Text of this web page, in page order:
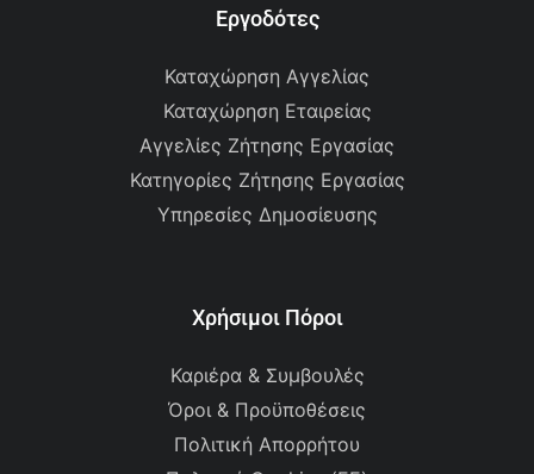
Εργοδότες
Καταχώρηση Αγγελίας
Καταχώρηση Εταιρείας
Αγγελίες Ζήτησης Εργασίας
Κατηγορίες Ζήτησης Εργασίας
Υπηρεσίες Δημοσίευσης
Χρήσιμοι Πόροι
Καριέρα & Συμβουλές
Όροι & Προϋποθέσεις
Πολιτική Απορρήτου